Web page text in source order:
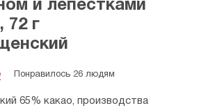
и лепестками
72 г
Понравилось 26 людям
65% какао, производства